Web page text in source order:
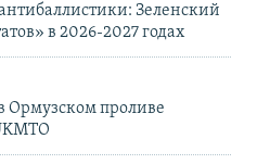
Зеленский
в 2026-2027 годах
Ормузском проливе